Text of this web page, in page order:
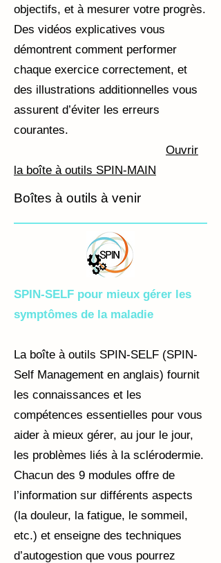
objectifs, et à mesurer votre progrès.
Des vidéos explicatives vous
démontrent comment performer
chaque exercice correctement, et
des illustrations additionnelles vous
assurent d’éviter les erreurs
courantes.
Ouvrir
la boîte à outils SPIN-MAIN
Boîtes à outils à venir
SPIN-SELF pour mieux gérer les
symptômes de la maladie
La boîte à outils SPIN-SELF (SPIN-
Self Management en anglais) fournit
les connaissances et les
compétences essentielles pour vous
aider à mieux gérer, au jour le jour,
les problèmes liés à la sclérodermie.
Chacun des 9 modules offre de
l’information sur différents aspects
(la douleur, la fatigue, le sommeil,
etc.) et enseigne des techniques
d’autogestion que vous pourrez